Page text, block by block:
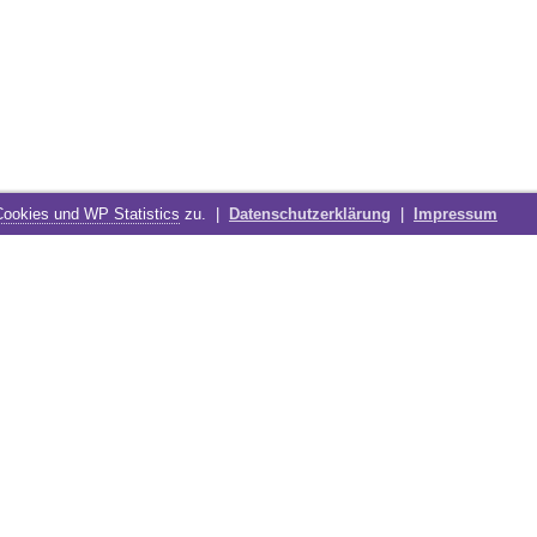
und WP Statistics zu. | Datenschutzerklärung Impressum